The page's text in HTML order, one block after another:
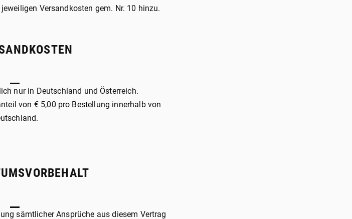
Versandkosten gem. Nr. 10 hinzu.
nur in Deutschland und Österreich.
von € 5,00 pro Bestellung innerhalb von
sämtlicher Ansprüche aus diesem Vertrag